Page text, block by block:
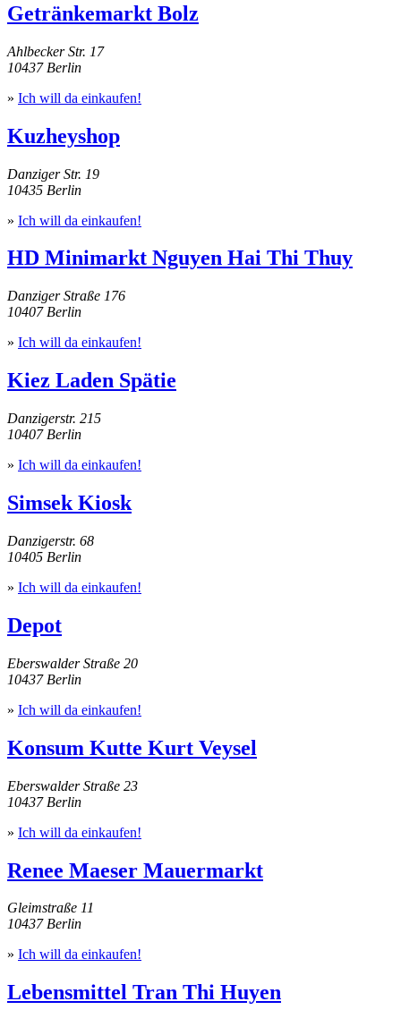
Getränkemarkt Bolz
Ahlbecker Str. 17
10437 Berlin
» Ich will da einkaufen!
Kuzheyshop
Danziger Str. 19
10435 Berlin
» Ich will da einkaufen!
HD Minimarkt Nguyen Hai Thi Thuy
Danziger Straße 176
10407 Berlin
» Ich will da einkaufen!
Kiez Laden Spätie
Danzigerstr. 215
10407 Berlin
» Ich will da einkaufen!
Simsek Kiosk
Danzigerstr. 68
10405 Berlin
» Ich will da einkaufen!
Depot
Eberswalder Straße 20
10437 Berlin
» Ich will da einkaufen!
Konsum Kutte Kurt Veysel
Eberswalder Straße 23
10437 Berlin
» Ich will da einkaufen!
Renee Maeser Mauermarkt
Gleimstraße 11
10437 Berlin
» Ich will da einkaufen!
Lebensmittel Tran Thi Huyen